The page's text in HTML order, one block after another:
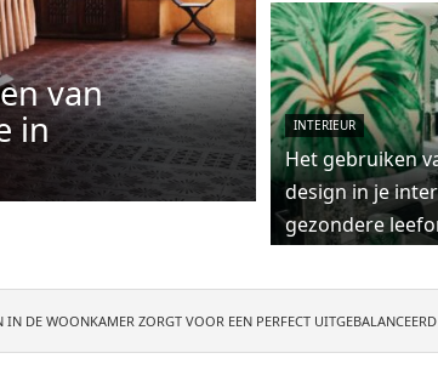
van
in
INTERIEUR
Het gebruiken
design in je
gezondere
DE WOONKAMER ZORGT VOOR EEN PERFECT UITGEBALANCEERD